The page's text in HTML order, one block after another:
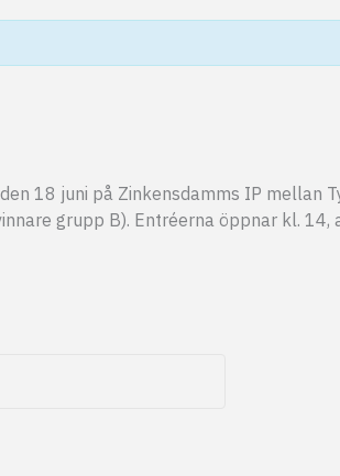
18 juni på Zinkensdamms IP mellan
grupp B). Entréerna öppnar kl. 14,